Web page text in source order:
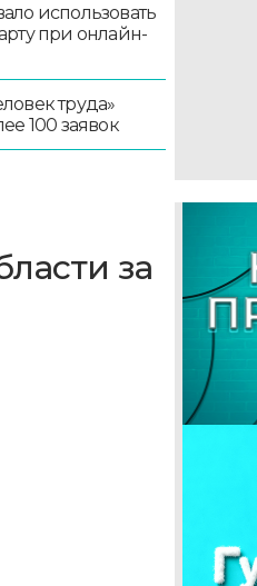
использовать
при онлайн-
труда»
100 заявок
за